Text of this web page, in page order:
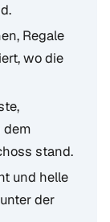
Regale
wo die
dem
stand.
und helle
der